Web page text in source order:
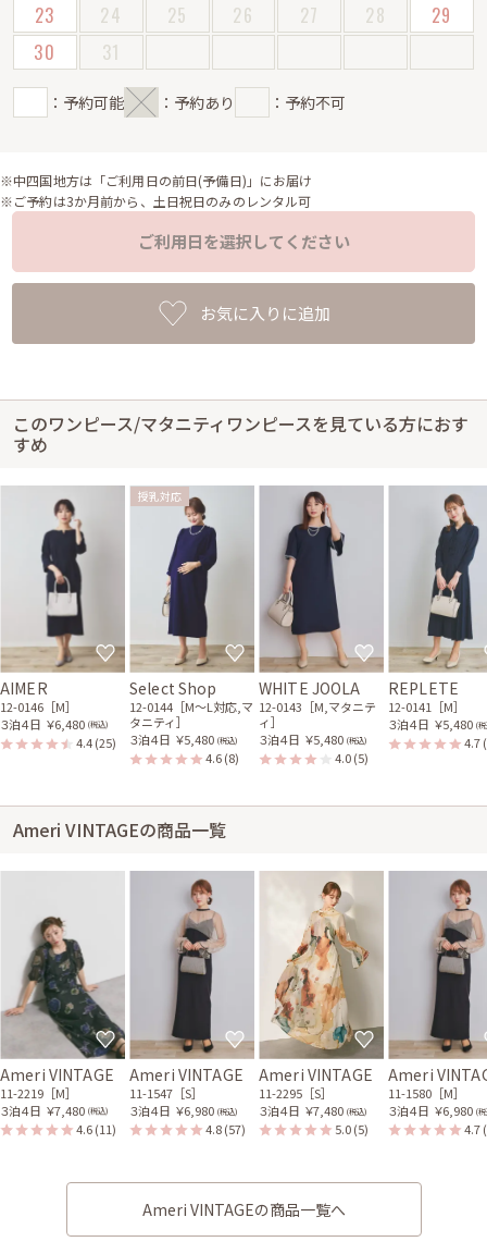
23
24 25 26 27 28
29
30
31
：予約可能 ：予約あり ：予約不可
※中四国地方は「ご利用日の前日(予備日)」にお届け
※ご予約は3か月前から、土日祝日のみのレンタル可
ご利用日を選択してください
お気に入りに追加
このワンピース/マタニティワンピースを見ている方におす
すめ
AIMER
12-0146［M］
３泊４日 ￥6,480 (税込)
4.4(25)
授乳対応
Select Shop
12-0144［M〜L対応,マ
タニティ］
３泊４日 ￥5,480 (税込)
4.6(8)
WHITE JOOLA
12-0143［M,マタニテ
ィ］
３泊４日 ￥5,480 (税込)
4.0(5)
REPLETE
12-0141［M］
３泊４日 ￥5,480 (
4.7
Ameri VINTAGEの商品一覧
Ameri VINTAGE
11-2219［M］
３泊４日 ￥7,480 (税込)
4.6(11)
Ameri VINTAGE
11-1547［S］
３泊４日 ￥6,980 (税込)
4.8(57)
Ameri VINTAGE
11-2295［S］
３泊４日 ￥7,480 (税込)
5.0(5)
Ameri
11-1580［M］
３泊４日 ￥6,980 (
4.7
Ameri VINTAGEの商品一覧へ